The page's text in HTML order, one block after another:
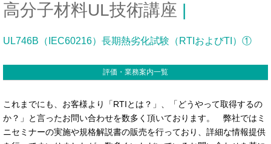
高分子材料UL技術講座 |
UL746B（IEC60216）長期熱劣化試験（RTIおよびTI）①
評価・業務案内一覧
これまでにも、お客様より「RTIとは？」、「どうやって取得するの
か？」と言ったお問い合わせを数多く頂いております。 弊社ではミ
ニセミナーの実施や規格解説書の販売を行っており、詳細な情報提供